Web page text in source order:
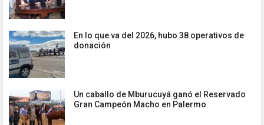
En lo que va del 2026, hubo 38 operativos de
donación
Un caballo de Mburucuyá ganó el Reservado
Gran Campeón Macho en Palermo